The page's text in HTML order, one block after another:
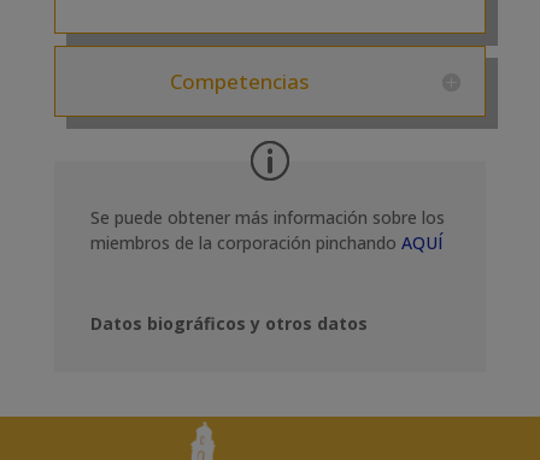
Competencias
Se puede obtener más información sobre los
miembros de la corporación pinchando AQUÍ
Datos biográficos y otros datos